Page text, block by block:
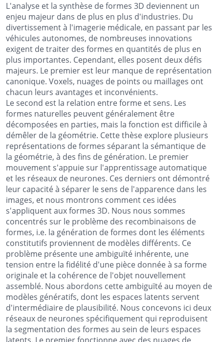
L'analyse et la synthèse de formes 3D deviennent un
enjeu majeur dans de plus en plus d'industries. Du
divertissement à l'imagerie médicale, en passant par les
véhicules autonomes, de nombreuses innovations
exigent de traiter des formes en quantités de plus en
plus importantes. Cependant, elles posent deux défis
majeurs. Le premier est leur manque de représentation
canonique. Voxels, nuages de points ou maillages ont
chacun leurs avantages et inconvénients.
Le second est la relation entre forme et sens. Les
formes naturelles peuvent généralement être
décomposées en parties, mais la fonction est difficile à
démêler de la géométrie. Cette thèse explore plusieurs
représentations de formes séparant la sémantique de
la géométrie, à des fins de génération. Le premier
mouvement s'appuie sur l'apprentissage automatique
et les réseaux de neurones. Ces derniers ont démontré
leur capacité à séparer le sens de l'apparence dans les
images, et nous montrons comment ces idées
s'appliquent aux formes 3D. Nous nous sommes
concentrés sur le problème des recombinaisons de
formes, i.e. la génération de formes dont les éléments
constitutifs proviennent de modèles différents. Ce
problème présente une ambiguïté inhérente, une
tension entre la fidélité d'une pièce donnée à sa forme
originale et la cohérence de l'objet nouvellement
assemblé. Nous abordons cette ambiguïté au moyen de
modèles génératifs, dont les espaces latents servent
d'intermédiaire de plausibilité. Nous concevons ici deux
réseaux de neurones spécifiquement qui reproduisent
la segmentation des formes au sein de leurs espaces
latents. Le premier fonctionne avec des nuages de